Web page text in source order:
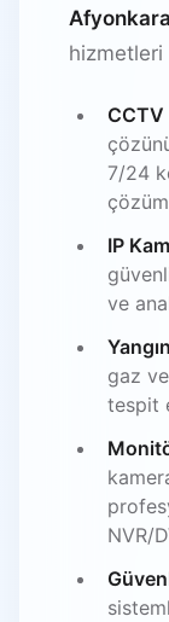
hizmetleri
CCTV
7/24
IP
ve
gaz ve
tespit
NVR/